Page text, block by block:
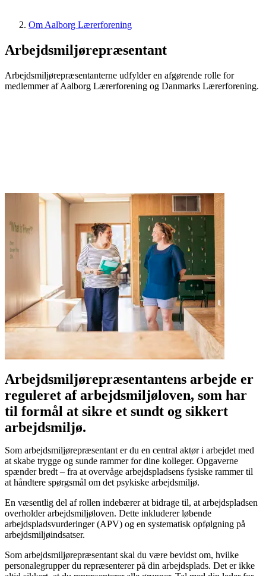
Om Aalborg Lærerforening
Arbejdsmiljørepræsentant
Arbejdsmiljørepræsentanterne udfylder en afgørende rolle for
medlemmer af Aalborg Lærerforening og Danmarks Lærerforening.
Arbejdsmiljørepræsentantens arbejde er
reguleret af arbejdsmiljøloven, som har
til formål at sikre et sundt og sikkert
arbejdsmiljø.
Som arbejdsmiljørepræsentant er du en central aktør i arbejdet med
at skabe trygge og sunde rammer for dine kolleger. Opgaverne
spænder bredt – fra at overvåge arbejdspladsens fysiske rammer til
at håndtere spørgsmål om det psykiske arbejdsmiljø.
En væsentlig del af rollen indebærer at bidrage til, at arbejdspladsen
overholder arbejdsmiljøloven. Dette inkluderer løbende
arbejdspladsvurderinger (APV) og en systematisk opfølgning på
arbejdsmiljøindsatser.
Som arbejdsmiljørepræsentant skal du være bevidst om, hvilke
personalegrupper du repræsenterer på din arbejdsplads. Det er ikke